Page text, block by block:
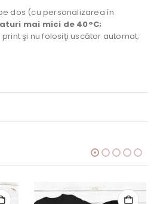
dos (cu personalizarea în
mai mici de 40°C;
şi nu folosiţi uscător automat;